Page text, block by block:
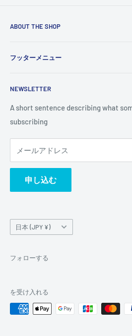
ABOUT THE SHOP
and vision. You can change it in the
フッターメニュー
NEWSLETTER
A short sentence describing what
subscribing
メールアドレス
申し込む
国/
地
日本 (JPY ¥)
フォローする
を受け入れる